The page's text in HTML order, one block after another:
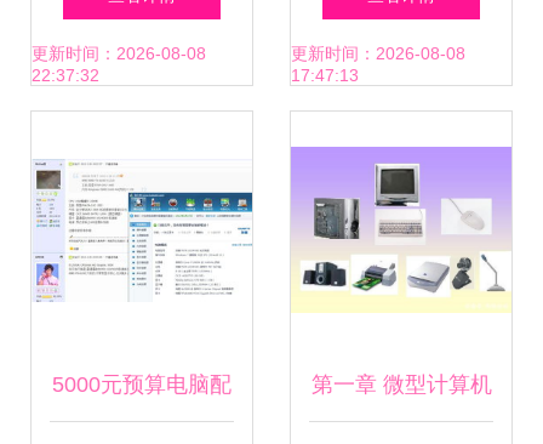
助推工业控制自动
更新时间：2026-08-08
22:37:32
Ruby:儿童电脑漫
软硬件的奇妙探索
更新时间：2026-08-08
17:47:13
5000元预算电脑配 第一章 微型计算机